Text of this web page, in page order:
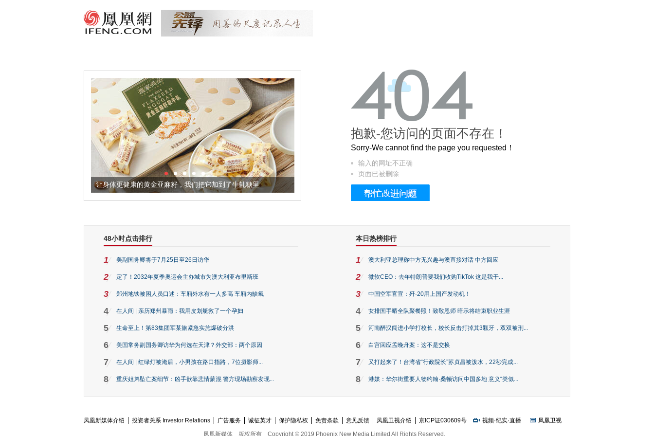
让身体更健康的黄金亚麻籽，我们把它加到了牛轧糖里 被列入佛家七宝的它到底有多美？
抱歉-您访问的页面不存在！
Sorry-We cannot find the page you requested！
输入的网址不正确
页面已被删除
48小时点击排行
1 美副国务卿将于7月25日至26日访华
2 定了！2032年夏季奥运会主办城市为澳大利亚布里斯班
3 郑州地铁被困人员口述：车厢外水有一人多高 车厢内缺氧
4 在人间 | 亲历郑州暴雨：我用皮划艇救了一个孕妇
5 生命至上！第83集团军某旅紧急实施爆破分洪
6 美国常务副国务卿访华为何选在天津？外交部：两个原因
7 在人间 | 红绿灯被淹后，小男孩在路口指路，7位摄影师...
8 重庆姐弟坠亡案细节：凶手欲靠悲情蒙混 警方现场勘察发现...
本日热榜排行
1 澳大利亚总理称中方无兴趣与澳直接对话 中方回应
2 微软CEO：去年特朗普要我们收购TikTok 这是我干...
3 中国空军官宣：歼-20用上国产发动机！
4 女排国手晒全队聚餐照！致敬恩师 暗示将结束职业生涯
5 河南醉汉闯进小学打校长，校长反击打掉其3颗牙，双双被刑...
6 白宫回应孟晚舟案：这不是交换
7 又打起来了！台湾省“行政院长”苏贞昌被泼水，22秒完成...
8 港媒：华尔街重要人物约翰·桑顿访问中国多地 意义“类似...
凤凰新媒体介绍 投资者关系 Investor Relations 广告服务 诚征英才 保护隐私权 免责条款 意见反馈 凤凰卫视介绍 京ICP证030609号 视频·纪实·直播
凤凰卫视
凤凰新媒体
版权所有 Copyright © 2019 Phoenix New Media Limited All Rights Reserved.